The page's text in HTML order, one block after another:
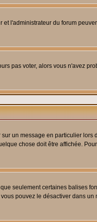
l'administrateur du forum
pas voter, alors vous n'avez
un message en particulier lors
chose doit être affichée.
seulement certaines balises
pouvez le désactiver dans